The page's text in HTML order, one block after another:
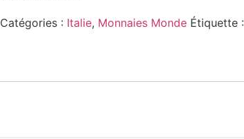
Catégories : Italie, Monnaies Monde Étiquette :